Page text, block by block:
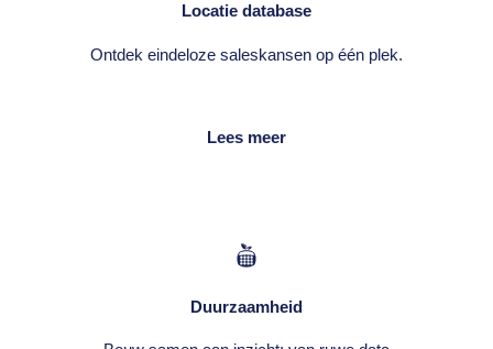
Locatie database
Ontdek eindeloze saleskansen op één plek.
Lees meer
Duurzaamheid